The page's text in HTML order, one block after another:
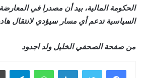
الحكومة المالية، بيد أن مصدرا في
السياسية تدعم أي مسار سيؤدي لانتقال
من صفحة الصحفي الخليل ولد اجدود
لينكدإن واتساب